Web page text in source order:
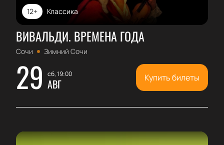
Классика
12+
ВИВАЛЬДИ. ВРЕМЕНА ГОДА
Сочи Зимний Сочи
29 сб, 19:00
АВГ Купить билеты